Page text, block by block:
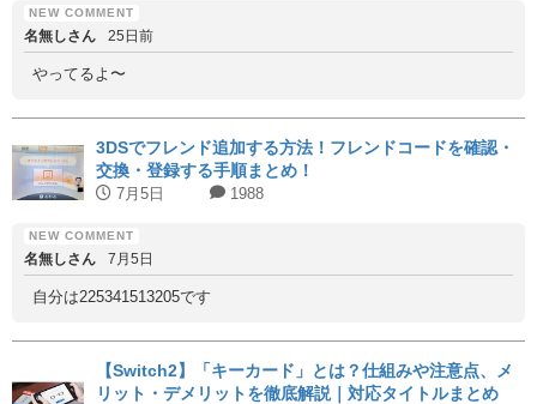
名無しさん 25日前
やってるよ〜
3DSでフレンド追加する方法！フレンドコードを確認・
交換・登録する手順まとめ！
7月5日 1988
名無しさん 7月5日
自分は225341513205です
【Switch2】「キーカード」とは？仕組みや注意点、メ
リット・デメリットを徹底解説｜対応タイトルまとめ